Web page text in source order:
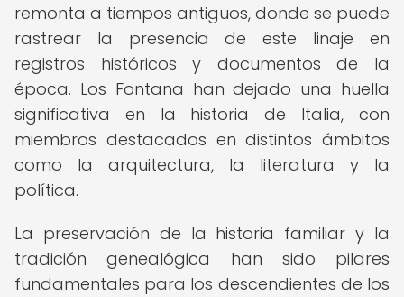
remonta a tiempos antiguos, donde se puede
rastrear la presencia de este linaje en
registros históricos y documentos de la
época. Los Fontana han dejado una huella
significativa en la historia de Italia, con
miembros destacados en distintos ámbitos
como la arquitectura, la literatura y la
política.
La preservación de la historia familiar y la
tradición genealógica han sido pilares
fundamentales para los descendientes de los